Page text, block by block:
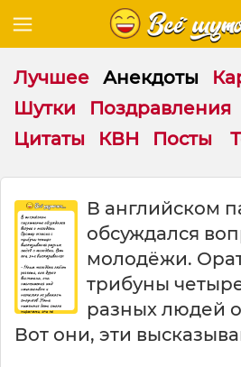
Лучшее Анекдоты
Шутки
Поздравления
Цитаты
КВН Посты
В английском
обсуждался
молодёжи.
трибуны
разных людей
Вот они, эти